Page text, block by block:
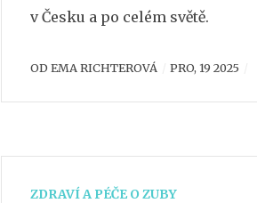
v Česku a po celém světě.
OD EMA RICHTEROVÁ PRO, 19 2025
ZDRAVÍ A PÉČE O ZUBY